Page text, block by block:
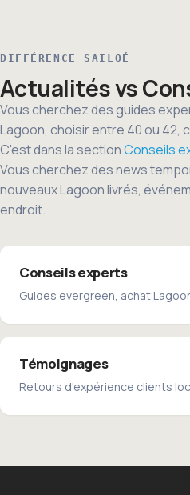
DIFFÉRENCE SAILOÉ
Actualités vs
Vous cherchez des guides
Lagoon, choisir entre 40 ou 42,
C'est dans la sectionConseils
Vous cherchez des news
nouveaux Lagoon livrés,
endroit.
Conseils experts
Guides evergreen, achat
Témoignages
Retours d'expérience clients